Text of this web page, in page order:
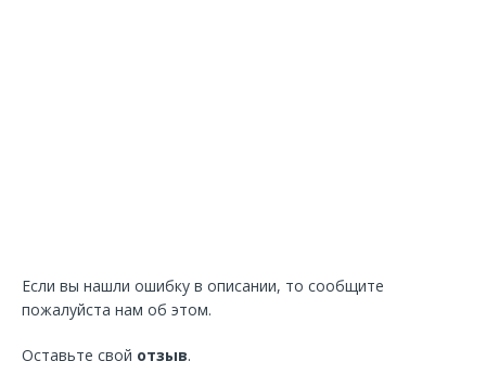
Если вы нашли ошибку в описании, то сообщите
пожалуйста нам об этом.
Оставьте свой отзыв.